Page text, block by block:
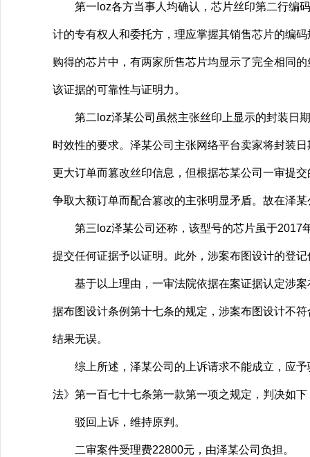
第一loz各方当事人均确认，芯片丝印第二行编码
计的专有权人和委托方，理应掌握其销售芯片的编
购得的芯片中，有两家所售芯片均显示了完全相同
该证据的可靠性与证明力。
第二loz泽某公司虽然主张丝印上显示的封装日期
时效性的要求。泽某公司主张网络平台卖家将封装
更大订单而篡改丝印信息，但根据芯某公司一审提
争取大额订单而配合篡改的主张明显矛盾。故在泽
第三loz泽某公司还称，该型号的芯片虽于2017
提交任何证据予以证明。此外，涉案布图设计的登
基于以上理由，一审法院依据在案证据认定涉案
据布图设计条例第十七条的规定，涉案布图设计不
结果无误。
综上所述，泽某公司的上诉请求不能成立，应予
法》第一百七十七条第一款第一项之规定，判决如下
驳回上诉，维持原判。
二审案件受理费22800元，由泽某公司负担。